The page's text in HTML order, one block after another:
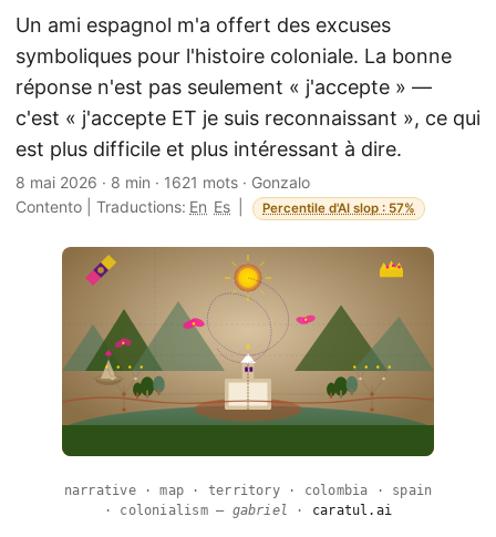
Un ami espagnol m'a offert des excuses
symboliques pour l'histoire coloniale. La bonne
réponse n'est pas seulement « j'accepte » —
c'est « j'accepte ET je suis reconnaissant », ce qui
est plus difficile et plus intéressant à dire.
8 mai 2026 · 8 min · 1621 mots · Gonzalo
Contento
Traductions: En Es Percentile d'AI slop : 57%
narrative · map · territory · colombia · spain
· colonialism — gabriel · caratul.ai